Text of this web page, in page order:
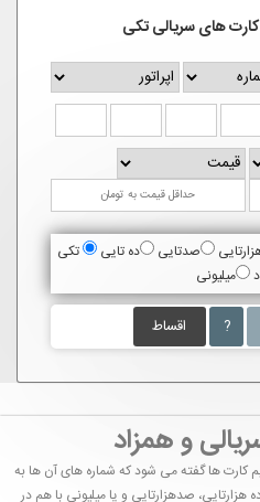
های سریالی تکی
تکی ده تایی صدتایی
میلیونی
اقساط ?
و همزاد
کارت ها گفته می شود که شماره های آن ها به
صدهزارتایی و یا میلیونی با هم در